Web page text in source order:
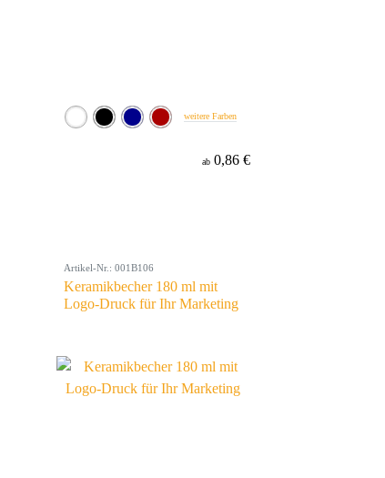
weitere Farben
ab 0,86 €
Artikel-Nr.: 001B106
Keramikbecher 180 ml mit
Logo-Druck für Ihr Marketing